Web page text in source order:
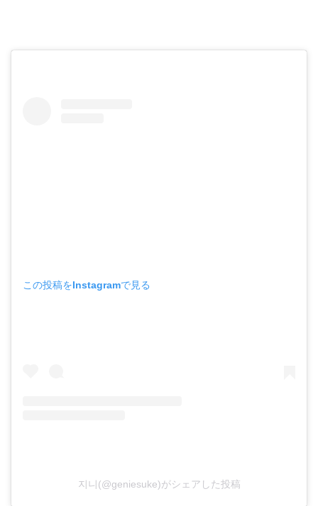
この投稿をInstagramで見る
지니(@geniesuke)がシェアした投稿